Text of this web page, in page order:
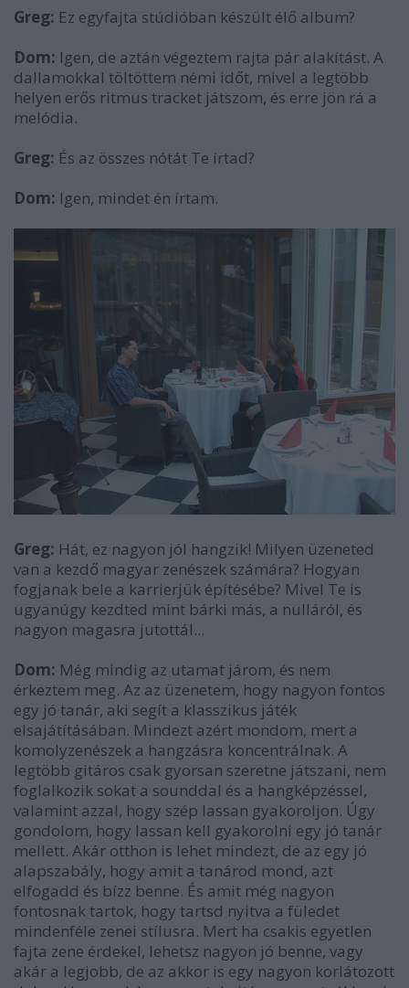
Greg: Ez egyfajta stúdióban készült élő album?
Dom: Igen, de aztán végeztem rajta pár alakítást. A
dallamokkal töltöttem némi időt, mivel a legtöbb
helyen erős ritmus tracket játszom, és erre jön rá a
melódia.
Greg: És az összes nótát Te írtad?
Dom: Igen, mindet én írtam.
Greg: Hát, ez nagyon jól hangzik! Milyen üzeneted
van a kezdő magyar zenészek számára? Hogyan
fogjanak bele a karrierjük építésébe? Mivel Te is
ugyanúgy kezdted mint bárki más, a nulláról, és
nagyon magasra jutottál...
Dom: Még mindig az utamat járom, és nem
érkeztem meg. Az az üzenetem, hogy nagyon fontos
egy jó tanár, aki segít a klasszikus játék
elsajátításában. Mindezt azért mondom, mert a
komolyzenészek a hangzásra koncentrálnak. A
legtöbb gitáros csak gyorsan szeretne játszani, nem
foglalkozik sokat a sounddal és a hangképzéssel,
valamint azzal, hogy szép lassan gyakoroljon. Úgy
gondolom, hogy lassan kell gyakorolni egy jó tanár
mellett. Akár otthon is lehet mindezt, de az egy jó
alapszabály, hogy amit a tanárod mond, azt
elfogadd és bízz benne. És amit még nagyon
fontosnak tartok, hogy tartsd nyitva a füledet
mindenféle zenei stílusra. Mert ha csakis egyetlen
fajta zene érdekel, lehetsz nagyon jó benne, vagy
akár a legjobb, de az akkor is egy nagyon korlátozott